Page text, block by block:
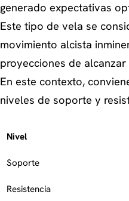
generado expectativas
Este tipo de vela se
movimiento alcista
proyecciones de
En este contexto,
niveles de soporte y
Nivel
Soporte
Resistencia